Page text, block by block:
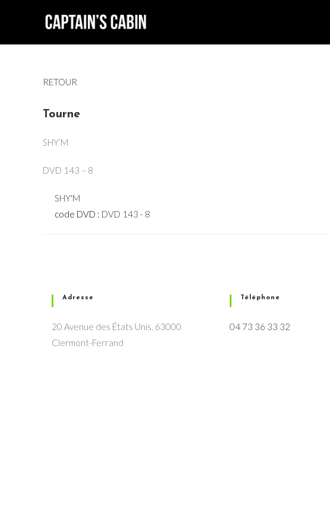
RETOUR
Tourne
SHY’M
DVD 143 – 8
SHY'M
code DVD : DVD 143 - 8
Adresse
20 Avenue des États Unis, 63000
Clermont-Ferrand
Téléphone
04 73 36 33 32